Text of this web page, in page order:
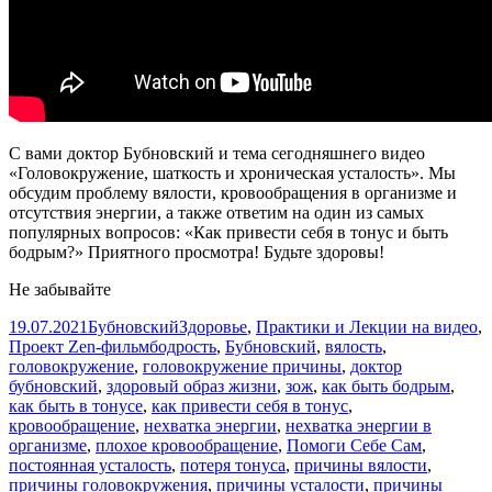
С вами доктор Бубновский и тема сегодняшнего видео
«Головокружение, шаткость и хроническая усталость». Мы
обсудим проблему вялости, кровообращения в организме и
отсутствия энергии, а также ответим на один из самых
популярных вопросов: «Как привести себя в тонус и быть
бодрым?» Приятного просмотра! Будьте здоровы!
Не забывайте
Опубликовано
19.07.2021Автор
БубновскийРубрики
Здоровье, Практики и Лекции на видео,
Проект Zen-фильмМетки
бодрость, Бубновский, вялость,
головокружение, головокружение причины, доктор
бубновский, здоровый образ жизни, зож, как быть бодрым,
как быть в тонусе, как привести себя в тонус,
кровообращение, нехватка энергии, нехватка энергии в
организме, плохое кровообращение, Помоги Себе Сам,
постоянная усталость, потеря тонуса, причины вялости,
причины головокружения, причины усталости, причины